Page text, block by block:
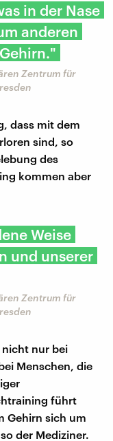
in der Nase
anderen
Zentrum für
dass mit dem
sind, so
des
kommen aber
Weise
und unserer
Zentrum für
nur bei
Menschen, die
führt
Gehirn sich um
der Mediziner.